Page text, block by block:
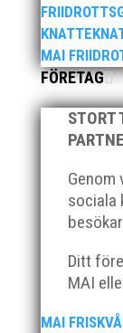
MAI
FÖRETAG
STORT
Genom
sociala
Ditt
MAI
MAI
från MAI
enkel, ett
främsta i